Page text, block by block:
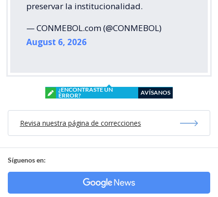
preservar la institucionalidad.
— CONMEBOL.com (@CONMEBOL)
August 6, 2026
¿ENCONTRASTE UN
ERROR?
AVÍSANOS
Revisa nuestra página de correcciones
Síguenos en: